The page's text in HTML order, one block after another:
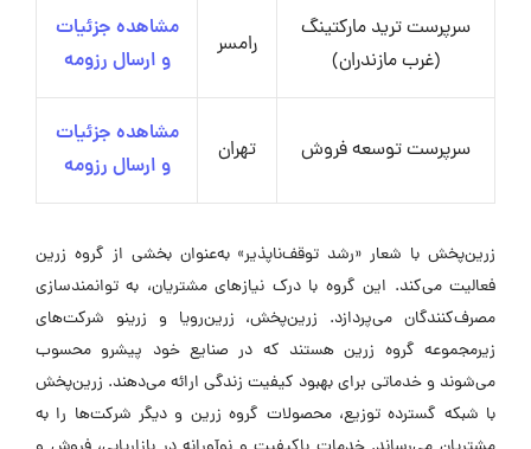
سرپرست ترید مارکتینگ
(غرب مازندران)
رامسر
مشاهده جزئیات
و ارسال رزومه
سرپرست توسعه فروش تهران
مشاهده جزئیات
و ارسال رزومه
زرین‌پخش با شعار «رشد توقف‌ناپذیر» به‌عنوان بخشی از گروه زرین
فعالیت می‌کند. این گروه با درک نیازهای مشتریان، به توانمندسازی
مصرف‌کنندگان می‌پردازد. زرین‌پخش، زرین‌رویا و زرینو شرکت‌های
زیرمجموعه گروه زرین هستند که در صنایع خود پیشرو محسوب
می‌شوند و خدماتی برای بهبود کیفیت زندگی ارائه می‌دهند. زرین‌پخش
با شبکه گسترده توزیع، محصولات گروه زرین و دیگر شرکت‌ها را به